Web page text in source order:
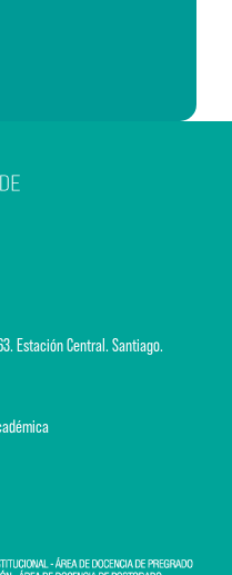
Estación Central. Santiago.